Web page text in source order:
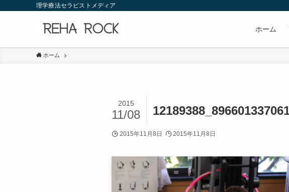
理学療法セラピストメディア
ホーム
ホーム
2015
11/08
2015年11月8日 2015年11月8日